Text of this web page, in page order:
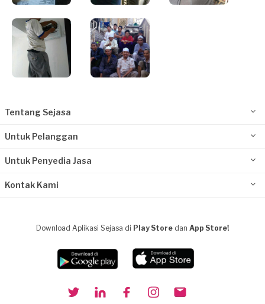
Tentang Sejasa
Untuk Pelanggan
Untuk Penyedia Jasa
Kontak Kami
Download Aplikasi Sejasa di Play Store dan App Store!